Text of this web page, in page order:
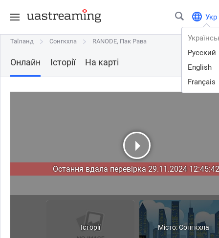
Укр
Русский
English
Français
Таїланд Сонгкхла RANODE, Пак Рава
Таїланд Сонгкхла RANODE, Пак Рава
Онлайн Історії На карті
Остання вдала перевірка 29.11.2024
Історії Місто: Сонгкхла